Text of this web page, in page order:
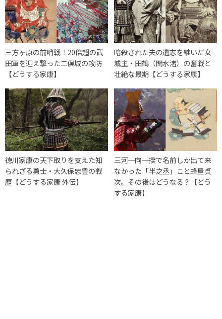
三方ヶ原の前哨戦！20倍超の武
田軍を迎え撃った二俣城の攻防
【どうする家康】
暗殺された夫の遺志を継いだ女
城主・田鶴（関水渚）の奮戦と
壮絶な最期【どうする家康】
徳川家康の天下取りを支えた知
られざる勇士・大久保忠豊の戦
歴【どうする家康 外伝】
三河一向一揆で名前しか出て来
なかった「半之丞」こと蜂屋貞
次。その後はどうなる？【どう
する家康】